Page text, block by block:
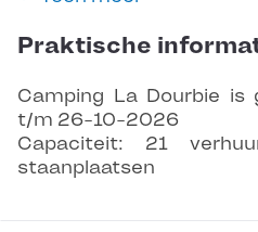
Praktische
Camping La Dourbie
t/m 26-10-2026
Capaciteit: 21
staanplaatsen